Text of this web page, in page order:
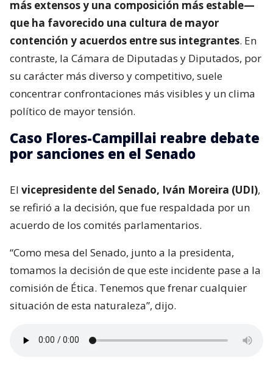
más extensos y una composición más estable—
que ha favorecido una cultura de mayor
contención y acuerdos entre sus integrantes. En
contraste, la Cámara de Diputadas y Diputados, por
su carácter más diverso y competitivo, suele
concentrar confrontaciones más visibles y un clima
político de mayor tensión.
Caso Flores-Campillai reabre debate
por sanciones en el Senado
El vicepresidente del Senado, Iván Moreira (UDI),
se refirió a la decisión, que fue respaldada por un
acuerdo de los comités parlamentarios.
“Como mesa del Senado, junto a la presidenta,
tomamos la decisión de que este incidente pase a la
comisión de Ética. Tenemos que frenar cualquier
situación de esta naturaleza”, dijo.